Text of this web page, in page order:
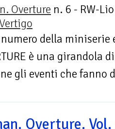
Overture n. 6 - RW-
della
è una girandola
gli eventi che fanno
Overture.